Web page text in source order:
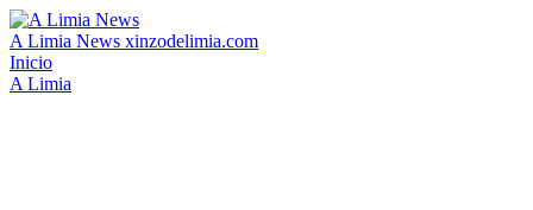
A Limia News xinzodelimia.com
Inicio
A Limia